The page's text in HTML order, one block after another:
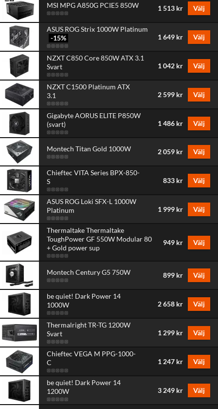
MSI MPG A850G PCIE5 850W 1 513 kr Välj
ASUS ROG Strix 1000W Platinum
-15% 1 649 kr Välj
NZXT C850 Core 850W ATX 3.1
Svart
1 042 kr Välj
NZXT C1500 Platinum ATX
3.1
2 599 kr Välj
Gigabyte AORUS ELITE P850W
(svart)
1 486 kr Välj
Montech Titan Gold 1000W 2 059 kr Välj
Chieftec VITA Series BPX-850-
S
833 kr Välj
ASUS ROG Loki SFX-L 1000W
Platinum
1 999 kr Välj
Thermaltake Thermaltake
ToughPower GF 550W Modular 80
+ Gold power sup
949 kr Välj
Montech Century G5 750W 899 kr Välj
be quiet! Dark Power 14
1000W
2 658 kr Välj
Thermalright TR-TG 1200W
Svart
1 299 kr Välj
Chieftec VEGA M PPG-1000-
C
1 247 kr Välj
be quiet! Dark Power 14
1200W
3 249 kr Välj